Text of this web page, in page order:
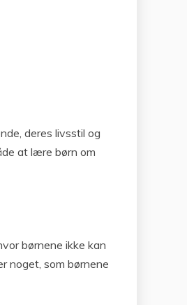
deres livsstil og
at lære børn om
børnene ikke kan
noget, som børnene